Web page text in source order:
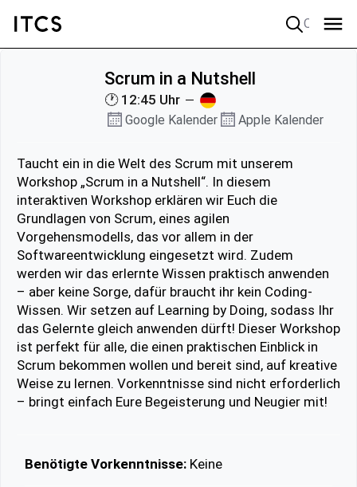
Scrum in a Nutshell
🕐 12:45 Uhr
Google Kalender Apple Kalender
Taucht ein in die Welt des Scrum mit unserem
Workshop „Scrum in a Nutshell“. In diesem
interaktiven Workshop erklären wir Euch die
Grundlagen von Scrum, eines agilen
Vorgehensmodells, das vor allem in der
Softwareentwicklung eingesetzt wird. Zudem
werden wir das erlernte Wissen praktisch anwenden
– aber keine Sorge, dafür braucht ihr kein Coding-
Wissen. Wir setzen auf Learning by Doing, sodass Ihr
das Gelernte gleich anwenden dürft! Dieser Workshop
ist perfekt für alle, die einen praktischen Einblick in
Scrum bekommen wollen und bereit sind, auf kreative
Weise zu lernen. Vorkenntnisse sind nicht erforderlich
– bringt einfach Eure Begeisterung und Neugier mit!
Benötigte Vorkenntnisse: Keine